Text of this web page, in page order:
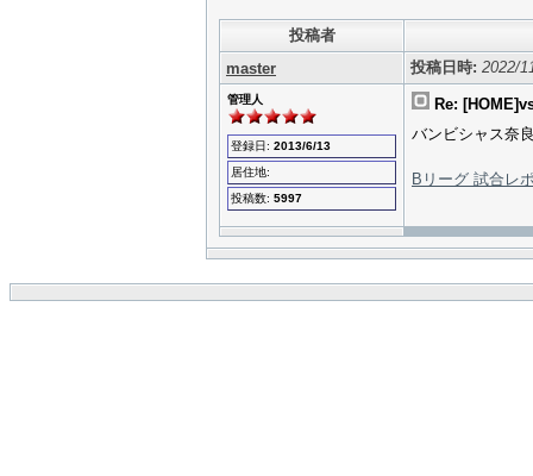
投稿者
master
投稿日時: 2022/
管理人
登録日: 2013/6/13
居住地:
投稿数: 5997
Re:
バンビシャス奈
Bリーグ 試合レ